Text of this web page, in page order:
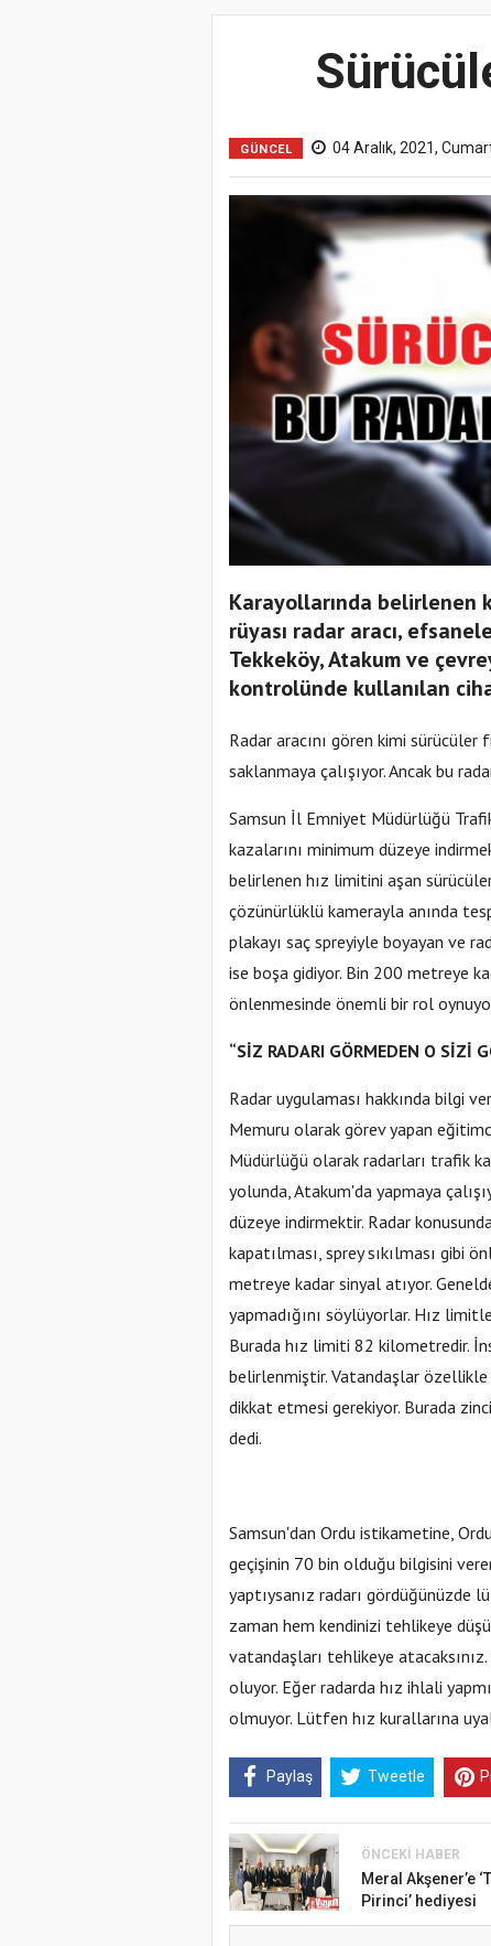
GÜNCEL 04 Aralık, 2021,
Karayollarında belirlenen
rüyası radar aracı,
Tekkeköy, Atakum ve
kontrolünde kullanılan
Radar aracını gören kimi sürücüler
saklanmaya çalışıyor. Ancak bu
Samsun İl Emniyet Müdürlüğü
kazalarını minimum düzeye
belirlenen hız limitini aşan
çözünürlüklü kamerayla anında
plakayı saç spreyiyle boyayan ve
ise boşa gidiyor. Bin 200 metreye
önlenmesinde önemli bir rol
“SİZ RADARI GÖRMEDEN O SİZİ
Radar uygulaması hakkında bilgi
Memuru olarak görev yapan
Müdürlüğü olarak radarları trafik
yolunda, Atakum'da yapmaya
düzeye indirmektir. Radar
kapatılması, sprey sıkılması gibi
metreye kadar sinyal atıyor.
yapmadığını söylüyorlar. Hız
Burada hız limiti 82 kilometredir.
belirlenmiştir. Vatandaşlar özellikle
dikkat etmesi gerekiyor. Burada
dedi.
Samsun'dan Ordu istikametine,
geçişinin 70 bin olduğu bilgisini
yaptıysanız radarı gördüğünüzde
zaman hem kendinizi tehlikeye
vatandaşları tehlikeye
oluyor. Eğer radarda hız ihlali
olmuyor. Lütfen hız kurallarına
Paylaş Tweetle
ÖNCEKI HABER
Meral Akşener’e
Pirinci’ hediyesi